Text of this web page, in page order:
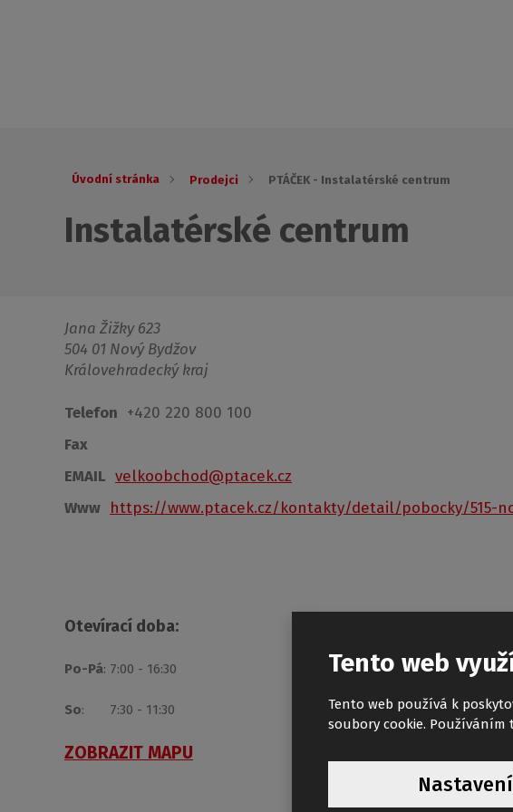
Úvodní stránka Prodejci PTÁČEK - Instalatérské centrum
Instalatérské centrum
Jana Žižky 623
504 01 Nový Bydžov
Královehradecký kraj
Telefon +420 220 800 100
Fax
EMAIL velkoobchod@ptacek.cz
Www https://www.ptacek.cz/kontakty/detail/pobocky/515-
Otevírací doba:
Po-Pá: 7:00 - 16:30
So: 7:30 - 11:30
ZOBRAZIT MAPU
Tento web
Tento web používá k
soubory cookie.
Nastavení